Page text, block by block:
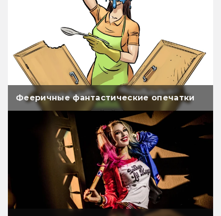
Фееричные фантастические опечатки